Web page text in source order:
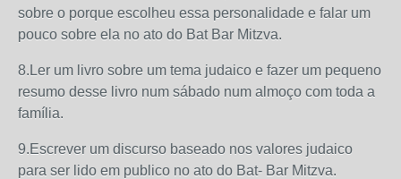
sobre o porque escolheu essa personalidade e falar um
pouco sobre ela no ato do Bat Bar Mitzva.
8.Ler um livro sobre um tema judaico e fazer um pequeno
resumo desse livro num sábado num almoço com toda a
família.
9.Escrever um discurso baseado nos valores judaico
para ser lido em publico no ato do Bat- Bar Mitzva.